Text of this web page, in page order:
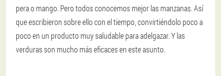
pera o mango. Pero todos conocemos mejor las manzanas. Así
que escribieron sobre ello con el tiempo, convirtiéndolo poco a
poco en un producto muy saludable para adelgazar. Y las
verduras son mucho más eficaces en este asunto.